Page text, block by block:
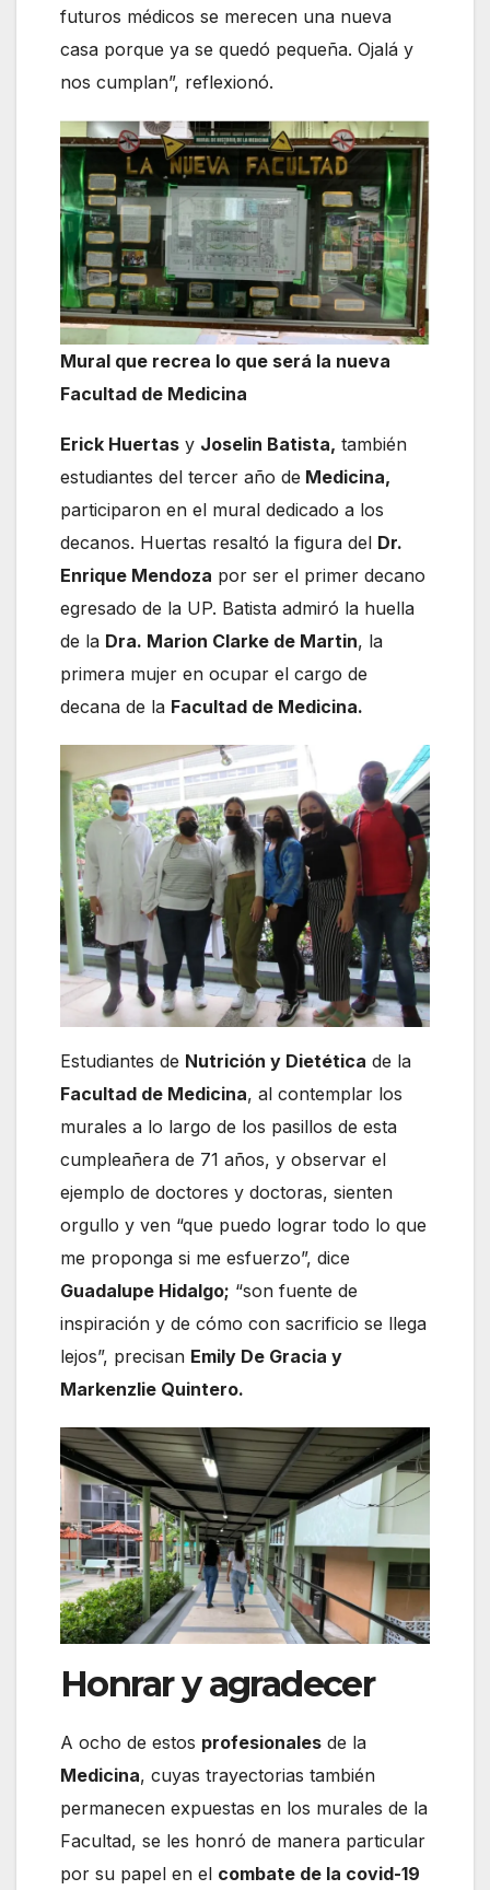
futuros médicos se merecen una nueva
casa porque ya se quedó pequeña. Ojalá y
nos cumplan”, reflexionó.
Mural que recrea lo que será la nueva
Facultad de Medicina
Erick Huertas y Joselin Batista, también
estudiantes del tercer año de Medicina,
participaron en el mural dedicado a los
decanos. Huertas resaltó la figura del Dr.
Enrique Mendoza por ser el primer decano
egresado de la UP. Batista admiró la huella
de la Dra. Marion Clarke de Martin, la
primera mujer en ocupar el cargo de
decana de la Facultad de Medicina.
Estudiantes de Nutrición y Dietética de la
Facultad de Medicina, al contemplar los
murales a lo largo de los pasillos de esta
cumpleañera de 71 años, y observar el
ejemplo de doctores y doctoras, sienten
orgullo y ven “que puedo lograr todo lo que
me proponga si me esfuerzo”, dice
Guadalupe Hidalgo; “son fuente de
inspiración y de cómo con sacrificio se llega
lejos”, precisan Emily De Gracia y
Markenzlie Quintero.
Honrar y agradecer
A ocho de estos profesionales de la
Medicina, cuyas trayectorias también
permanecen expuestas en los murales de la
Facultad, se les honró de manera particular
por su papel en el combate de la covid-19